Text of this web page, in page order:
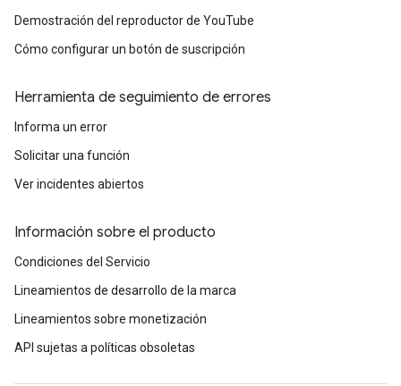
Demostración del reproductor de YouTube
Cómo configurar un botón de suscripción
Herramienta de seguimiento de errores
Informa un error
Solicitar una función
Ver incidentes abiertos
Información sobre el producto
Condiciones del Servicio
Lineamientos de desarrollo de la marca
Lineamientos sobre monetización
API sujetas a políticas obsoletas